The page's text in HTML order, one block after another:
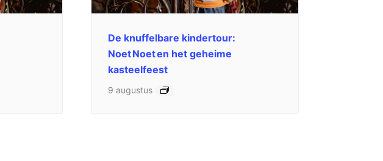
De knuffelbare kindertour:
Noet Noet en het geheime
kasteelfeest
9 augustus